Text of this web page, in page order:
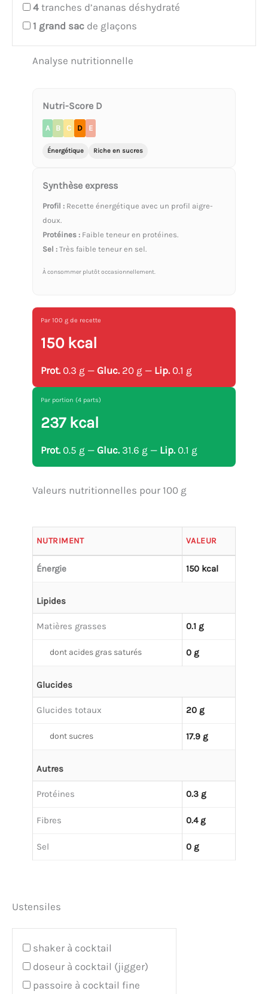
4 tranches d’ananas déshydraté
1 grand sac de glaçons
Analyse nutritionnelle
Nutri-Score D
A B C D E
Énergétique Riche en sucres
Synthèse express
Profil : Recette énergétique avec un profil aigre-
doux.
Protéines : Faible teneur en protéines.
Sel : Très faible teneur en sel.
À consommer plutôt occasionnellement.
Par 100 g de recette
150 kcal
Prot. 0.3 g — Gluc. 20 g — Lip. 0.1 g
Par portion (4 parts)
237 kcal
Prot.0.5 g — Gluc.31.6 g — Lip.0.1 g
Valeurs nutritionnelles pour 100 g
NUTRIMENT VALEUR
Énergie 150 kcal
Lipides
Matières grasses 0.1 g
dont acides gras saturés 0 g
Glucides
Glucides totaux 20 g
dont sucres 17.9 g
Autres
Protéines 0.3 g
Fibres 0.4 g
Sel 0 g
Ustensiles
shaker à cocktail
doseur à cocktail (jigger)
passoire à cocktail fine